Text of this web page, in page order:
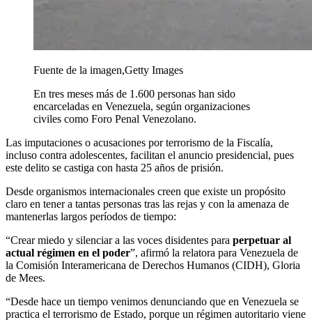
Fuente de la imagen,Getty Images
En tres meses más de 1.600 personas han sido
encarceladas en Venezuela, según organizaciones
civiles como Foro Penal Venezolano.
Las imputaciones o acusaciones por terrorismo de la Fiscalía,
incluso contra adolescentes, facilitan el anuncio presidencial, pues
este delito se castiga con hasta 25 años de prisión.
Desde organismos internacionales creen que existe un propósito
claro en tener a tantas personas tras las rejas y con la amenaza de
mantenerlas largos períodos de tiempo:
“Crear miedo y silenciar a las voces disidentes para perpetuar al
actual régimen en el poder”, afirmó la relatora para Venezuela de
la Comisión Interamericana de Derechos Humanos (CIDH), Gloria
de Mees.
“Desde hace un tiempo venimos denunciando que en Venezuela se
practica el terrorismo de Estado, porque un régimen autoritario viene